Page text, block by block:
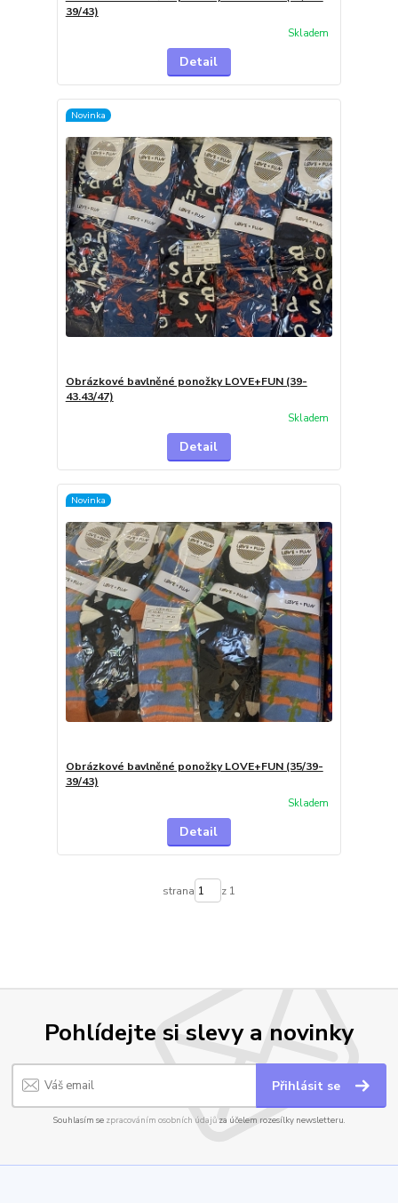
39/43)
Skladem
Detail
Novinka
Obrázkové bavlněné ponožky LOVE+FUN (39-
43.43/47)
Skladem
Detail
Novinka
Obrázkové bavlněné ponožky LOVE+FUN (35/39-
39/43)
Skladem
Detail
strana z 1
Pohlídejte si slevy a novinky
Přihlásit se
Souhlasím se zpracováním osobních údajůza účelem rozesílky newsletteru.